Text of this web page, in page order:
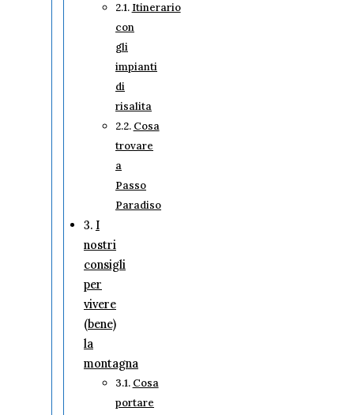
Itinerario
con
gli
impianti
di
risalita
Cosa
trovare
a
Passo
Paradiso
I
nostri
consigli
per
vivere
(bene)
la
montagna
Cosa
portare